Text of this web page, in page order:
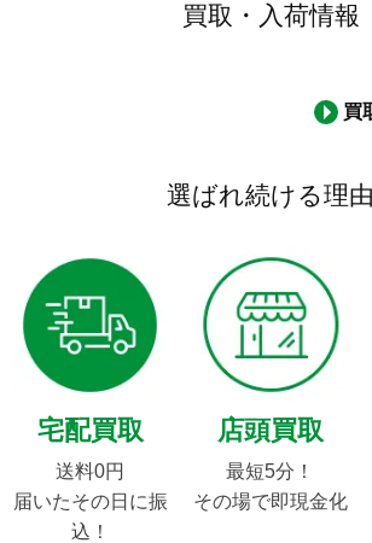
買取・入荷情報
買
選ばれ続ける理由
宅配買取
送料0円
届いたその日に振
込！
店頭買取
最短5分！
その場で即現金化